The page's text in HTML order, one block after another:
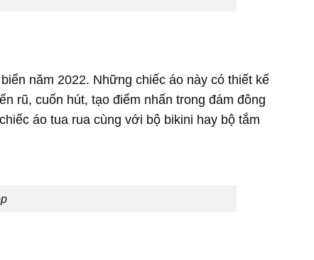
năm 2022. Những chiếc áo này có thiết kế
rũ, cuốn hút, tạo điểm nhấn trong đám đông
áo tua rua cùng với bộ bikini hay bộ tắm